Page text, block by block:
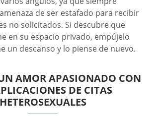
de ser estafado para recibir
no solicitados. Si descubre que
en su espacio privado, empújelo
un descanso y lo piense de nuevo.
AMOR APASIONADO CON
DE CITAS
HETEROSEXUALES